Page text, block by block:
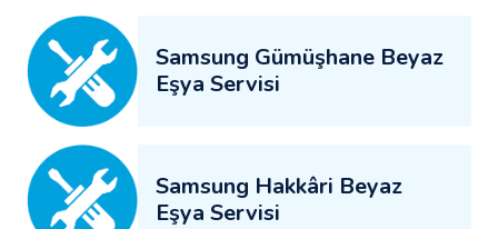
Samsung Gümüşhane Beyaz
Eşya Servisi
Samsung Hakkâri Beyaz
Eşya Servisi